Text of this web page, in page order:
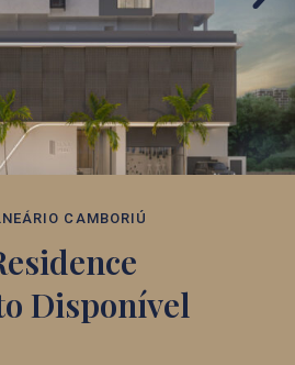
CAMBORIÚ
Disponível